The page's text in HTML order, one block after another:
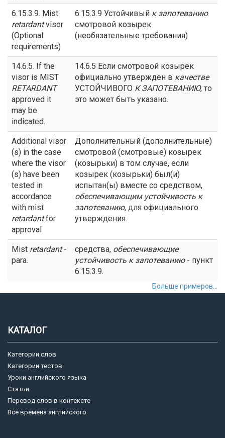
6.15.3.9. Mist
retardantvisor
(Optional
requirements)
6.15.3.9 Устойчивый к запотеванию
смотровой козырек
(необязательные требования)
14.6.5. If the
visor is MIST
RETARDANT
approved it
may be
indicated.
14.6.5 Если смотровой козырек
официально утвержден в качестве
УСТОЙЧИВОГО К ЗАПОТЕВАНИЮ, то
это может быть указано.
Additional visor
(s) in the case
where the visor
(s) have been
tested in
accordance
with mist
retardantfor
approval
Дополнительный (дополнительные)
смотровой (смотровые) козырек
(козырьки) в том случае, если
козырек (козырьки) был(и)
испытан(ы) вместе со средством,
обеспечивающим устойчивость к
запотеванию, для официального
утверждения.
Mist retardant-
para.
средства, обеспечивающие
устойчивость к запотеванию- пункт
6.15.3.9.
Больше примеров...
КАТАЛОГ
Категории слов
Категории тестов
Уроки английского языка
Статьи
Перевод слов в контексте
Все времена английского